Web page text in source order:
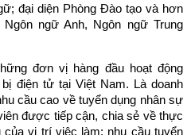
đại diện Phòng Đào tạo và hơn
ngữ Anh, Ngôn ngữ Trung
đơn vị hàng đầu hoạt động
điện tử tại Việt Nam. Là doanh
cầu cao về tuyển dụng nhân sự
được tiếp cận, chia sẻ về thực
vị trí việc làm; nhu cầu tuyển